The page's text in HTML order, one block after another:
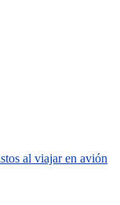
al viajar en avión